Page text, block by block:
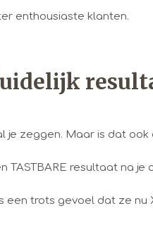
enthousiaste klanten.
je zeggen. Maar is dat ook
TASTBARE resultaat na
een trots gevoel dat ze nu